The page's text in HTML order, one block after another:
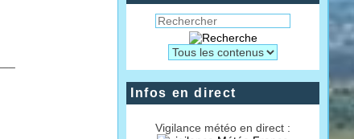
Infos en direct
Vigilance météo en direct :